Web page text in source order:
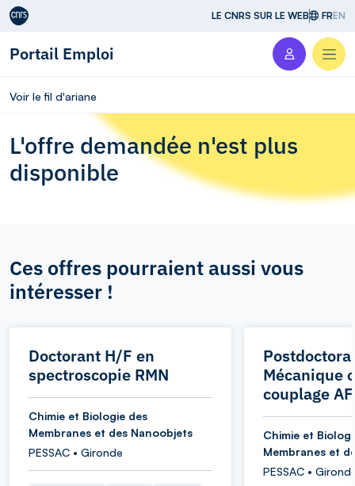
Aller au contenu LE CNRS SUR LE WEB FREN
Portail Emploi
Voir le fil d'ariane
L'offre demandée n'est plus
disponible
Ces offres pourraient aussi vous
intéresser !
Doctorant H/F en
spectroscopie RMN
Chimie et Biologie des
Membranes et des Nanoobjets
PESSAC • Gironde
Mécanique
couplage
Chimie et
Membranes et
PESSAC •